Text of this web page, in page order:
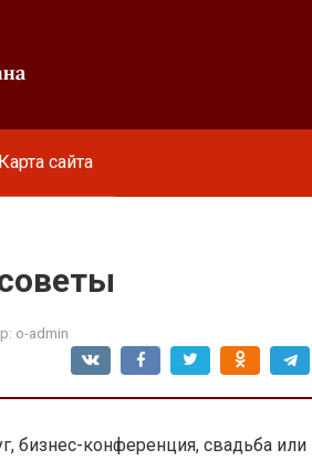
Карта сайта
o-admin
бизнес-конференция, свадьба или